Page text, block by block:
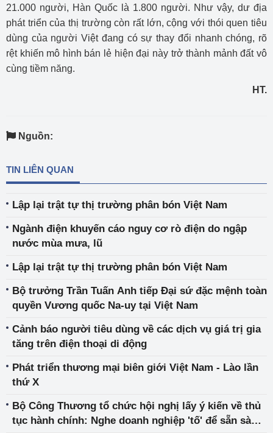
21.000 người, Hàn Quốc là 1.800 người. Như vậy, dư địa
phát triển của thị trường còn rất lớn, cộng với thói quen tiêu
dùng của người Việt đang có sự thay đổi nhanh chóng, rõ
rệt khiến mô hình bán lẻ hiện đại này trở thành mảnh đất vô
cùng tiềm năng.
HT.
Nguồn:
TIN LIÊN QUAN
Lập lại trật tự thị trường phân bón Việt Nam
Ngành điện khuyến cáo nguy cơ rò điện do ngập
nước mùa mưa, lũ
Lập lại trật tự thị trường phân bón Việt Nam
Bộ trưởng Trần Tuấn Anh tiếp Đại sứ đặc mệnh toàn
quyền Vương quốc Na-uy tại Việt Nam
Cảnh báo người tiêu dùng về các dịch vụ giá trị gia
tăng trên điện thoại di động
Phát triển thương mại biên giới Việt Nam - Lào lần
thứ X
Bộ Công Thương tổ chức hội nghị lấy ý kiến về thủ
tục hành chính: Nghe doanh nghiệp 'tố' để sẵn sàng